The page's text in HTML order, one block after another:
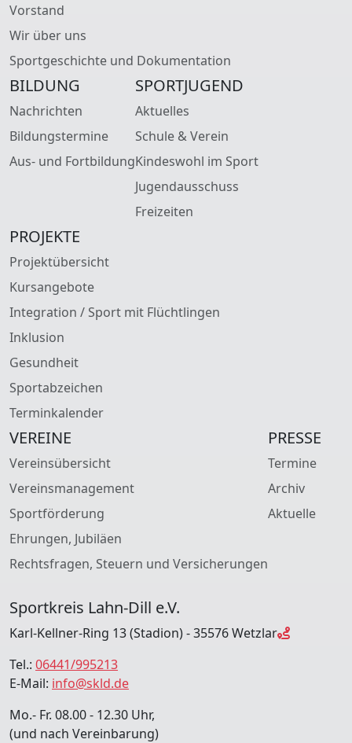
Vorstand
Wir über uns
Sportgeschichte und Dokumentation
BILDUNG
Nachrichten
Bildungstermine
Aus- und Fortbildung
SPORTJUGEND
Aktuelles
Schule & Verein
Kindeswohl im Sport
Jugendausschuss
Freizeiten
PROJEKTE
Projektübersicht
Kursangebote
Integration / Sport mit Flüchtlingen
Inklusion
Gesundheit
Sportabzeichen
Terminkalender
VEREINE
Vereinsübersicht
Vereinsmanagement
Sportförderung
Ehrungen, Jubiläen
Rechtsfragen, Steuern und Versicherungen
PRESSE
Termine
Archiv
Aktuelle
Sportkreis Lahn-Dill e.V.
Karl-Kellner-Ring 13 (Stadion) - 35576 Wetzlar
Tel.: 06441/995213
E-Mail: info@skld.de
Mo.- Fr. 08.00 - 12.30 Uhr,
(und nach Vereinbarung)